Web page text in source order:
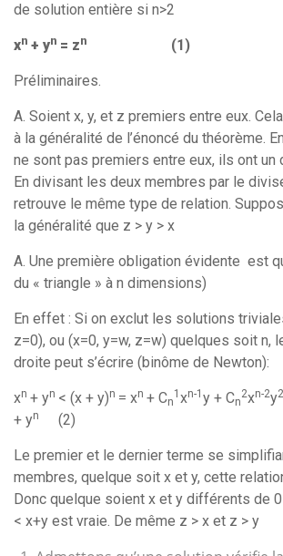
de solution entière si n>2
xn + yn = zn (1)
Préliminaires.
A. Soient x, y, et z premiers entre eux.
à la généralité de l’énoncé du théorème.
ne sont pas premiers entre eux, ils ont un
En divisant les deux membres par le
retrouve le même type de relation.
la généralité que z > y > x
A. Une première obligation évidente est
du « triangle » à n dimensions)
En effet : Si on exclut les solutions
z=0), ou (x=0, y=w, z=w) quelques soit n,
droite peut s’écrire (binôme de Newton):
xn + yn < (x + y)n = xn + Cn
1 xn-1 y + Cn
2xn-2y2
+ yn (2)
Le premier et le dernier terme se
membres, quelque soit x et y, cette
Donc quelque soient x et y différents de
< x+y est vraie. De même z > x et z > y